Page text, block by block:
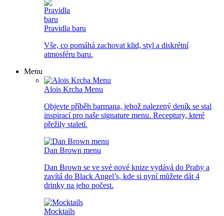
Pravidla baru
Vše, co pomáhá zachovat klid, styl a diskrétní
atmosféru baru.
Menu
Alois Krcha Menu
Objevte příběh barmana, jehož nalezený deník se stal
inspirací pro naše signature menu. Receptury, které
přežily staletí.
Dan Brown menu
Dan Brown se ve své nové knize vydává do Prahy a
zavítá do Black Angel’s, kde si nyní můžete dát 4
drinky na jeho počest.
Mocktails